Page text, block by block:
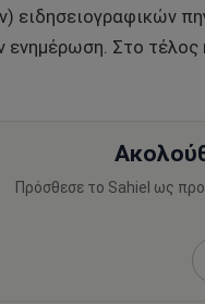
ειδησειογραφικών
ενημέρωση. Στο
Πρόσθεσε το Sahiel ως